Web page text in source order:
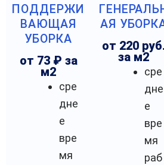
ПОДДЕРЖИ
ВАЮЩАЯ
УБОРКА
от 73 ₽ за
м2
сре
дне
е
вре
мя
АЯ
от 220
за м2
сре
дне
е
вре
мя
раб